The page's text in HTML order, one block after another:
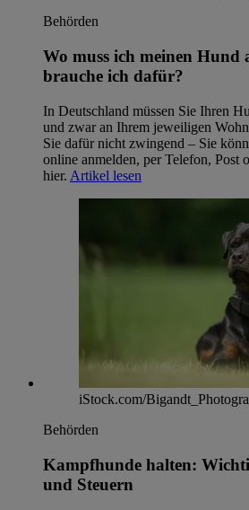
Behörden
Wo muss ich meinen Hund
brauche ich dafür?
In Deutschland müssen Sie Ihren
und zwar an Ihrem jeweiligen
Sie dafür nicht zwingend – Sie
online anmelden, per Telefon, Post
hier. Artikel lesen
iStock.com/
Behörden
Kampfhunde halten:
und Steuern